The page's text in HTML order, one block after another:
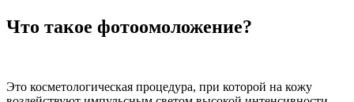
Что такое фотоомоложение?
Это косметологическая процедура, при которой на кожу